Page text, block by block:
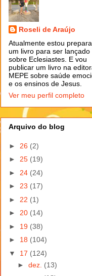
Roseli de Araújo
Atualmente estou
um livro para ser lançado
sobre Eclesiastes. E vou
publicar um livro na
MEPE sobre saúde
e os ensinos de Jesus.
Ver meu perfil completo
Arquivo do blog
► 26 (2)
► 25 (19)
► 24 (24)
► 23 (17)
► 22 (1)
► 20 (14)
► 19 (38)
► 18 (104)
▼ 17 (124)
► dez. (13)